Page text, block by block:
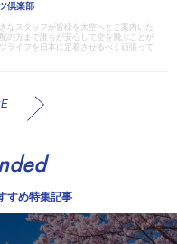
倶楽部
なスタッフが皆様を大空へとご案内いた
の方まで誰もが安心して空を飛ぶことが
ライフを日本に定着させるべく頑張って
すめ特集記事